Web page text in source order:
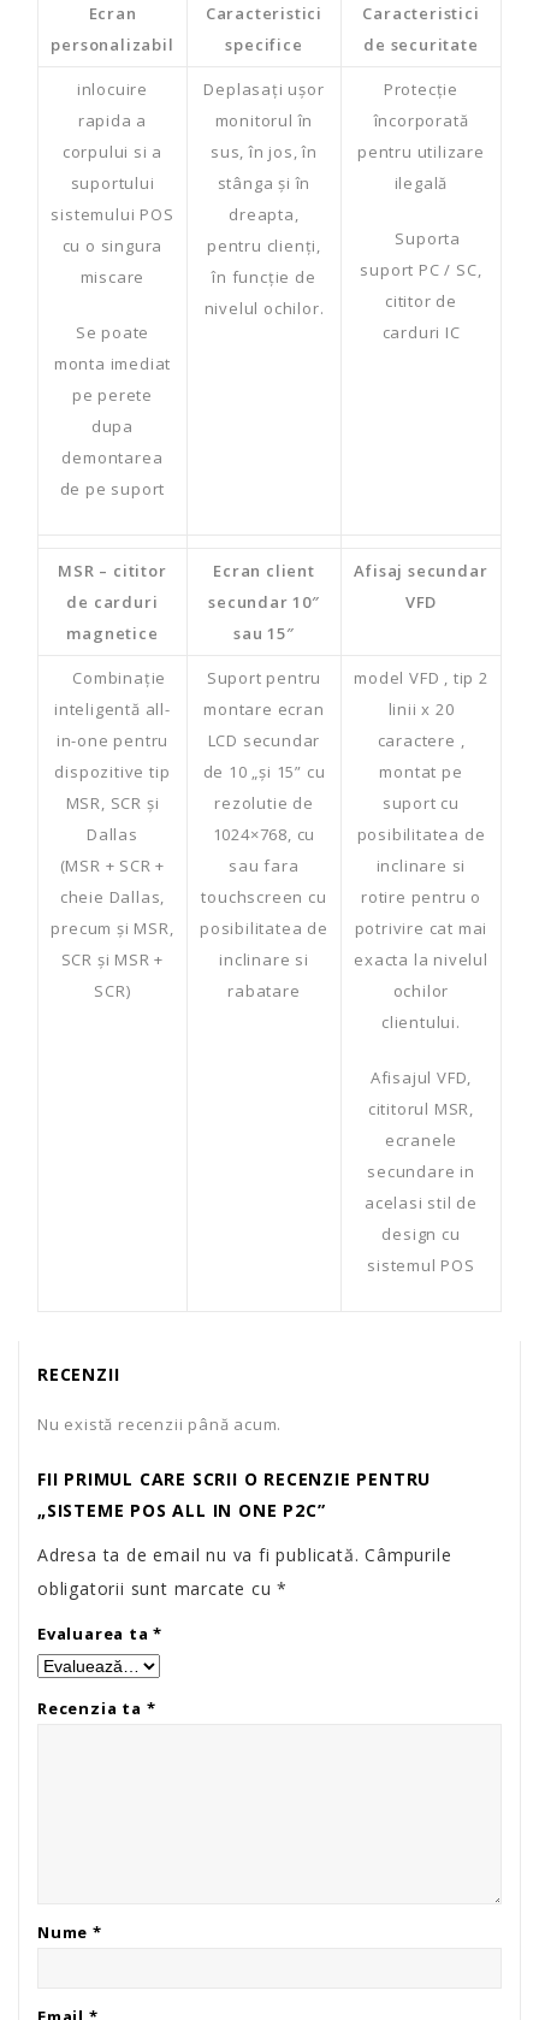
Ecran
personalizabil
Caracteristici
specifice
Caracteristici
de securitate
inlocuire
rapida a
corpului si a
suportului
sistemului POS
cu o singura
miscare
Se poate
monta imediat
pe perete
dupa
demontarea
de pe suport
Deplasați ușor
monitorul în
sus, în jos, în
stânga și în
dreapta,
pentru clienți,
în funcție de
nivelul ochilor.
Protecție
încorporată
pentru utilizare
ilegală
Suporta
suport PC / SC,
cititor de
carduri IC
MSR – cititor
de carduri
magnetice
Ecran client
secundar 10″
sau 15″
Afisaj secundar
VFD
Combinație
inteligentă all-
in-one pentru
dispozitive tip
MSR, SCR și
Dallas
(MSR + SCR +
cheie Dallas,
precum și MSR,
SCR și MSR +
SCR)
Suport pentru
montare ecran
LCD secundar
de 10 „și 15” cu
rezolutie de
1024×768, cu
sau fara
touchscreen cu
posibilitatea de
inclinare si
rabatare
model VFD , tip 2
linii x 20
caractere ,
montat pe
suport cu
posibilitatea de
inclinare si
rotire pentru o
potrivire cat mai
exacta la nivelul
ochilor
clientului.
Afisajul VFD,
cititorul MSR,
ecranele
secundare in
acelasi stil de
design cu
sistemul POS
RECENZII
Nu există recenzii până acum.
FII PRIMUL CARE SCRII O RECENZIE PENTRU
„SISTEME POS ALL IN ONE P2C”
Adresa ta de email nu va fi publicată. Câmpurile
obligatorii sunt marcate cu*
Evaluarea ta*
Recenzia ta *
Nume *